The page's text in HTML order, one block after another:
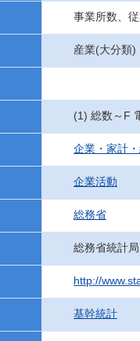
事業所数、
産業(大分類
(1) 総数～F
企業・家計
企業活動
総務省
総務省統計
http://
基幹統計